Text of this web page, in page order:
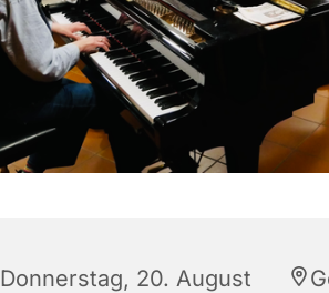
Donnerstag, 20. August